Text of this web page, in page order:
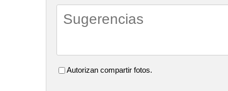
Autorizan compartir fotos.